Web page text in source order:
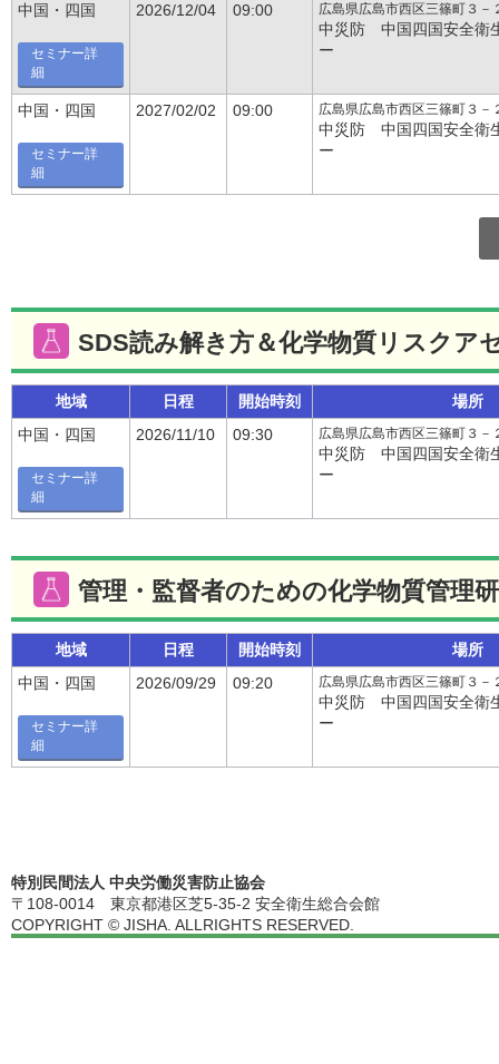
中国・四国
セミナー詳
細
2026/12/04 09:00 広島県広島市西区三篠町３－
中災防 中国四国安全衛
ー
中国・四国
セミナー詳
細
2027/02/02 09:00 広島県広島市西区三篠町３－
中災防 中国四国安全衛
ー
SDS読み解き方＆化学物質リスクア
地域 日程 開始時刻
場所
中国・四国
セミナー詳
細
2026/11/10 09:30 広島県広島市西区三篠町３－
中災防 中国四国安全衛
ー
管理・監督者のための化学物質管理
地域 日程 開始時刻
場所
中国・四国
セミナー詳
細
2026/09/29 09:20 広島県広島市西区三篠町３－
中災防 中国四国安全衛
ー
特別民間法人 中央労働災害防止協会
〒108-0014 東京都港区芝5-35-2 安全衛生総合会館
COPYRIGHT © JISHA. ALLRIGHTS RESERVED.